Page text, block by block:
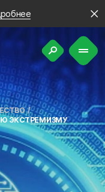
ЭКСТРЕМИЗМУ